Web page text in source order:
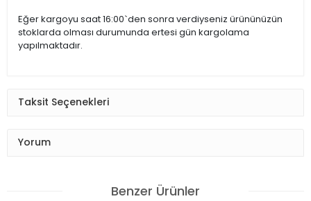
Eğer kargoyu saat 16:00`den sonra verdiyseniz ürününüzün
stoklarda olması durumunda ertesi gün kargolama
yapılmaktadır.
Taksit Seçenekleri
Yorum
Benzer Ürünler